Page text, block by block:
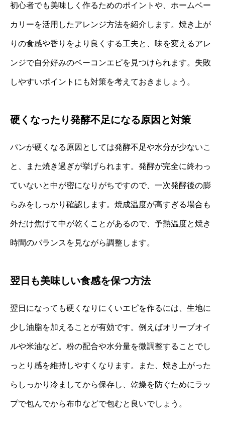
初心者でも美味しく作るためのポイントや、ホームベー
カリーを活用したアレンジ方法を紹介します。焼き上が
りの食感や香りをより良くする工夫と、味を変えるアレ
ンジで自分好みのベーコンエピを見つけられます。失敗
しやすいポイントにも対策を考えておきましょう。
硬くなったり発酵不足になる原因と対策
パンが硬くなる原因としては発酵不足や水分が少ないこ
と、また焼き過ぎが挙げられます。発酵が完全に終わっ
ていないと中が密になりがちですので、一次発酵後の膨
らみをしっかり確認します。焼成温度が高すぎる場合も
外だけ焦げて中が乾くことがあるので、予熱温度と焼き
時間のバランスを見ながら調整します。
翌日も美味しい食感を保つ方法
翌日になっても硬くなりにくいエピを作るには、生地に
少し油脂を加えることが有効です。例えばオリーブオイ
ルや米油など。粉の配合や水分量を微調整することでし
っとり感を維持しやすくなります。また、焼き上がった
らしっかり冷ましてから保存し、乾燥を防ぐためにラッ
プで包んでから布巾などで包むと良いでしょう。